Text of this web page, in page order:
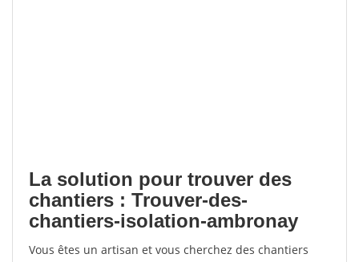
La solution pour trouver des
chantiers : Trouver-des-
chantiers-isolation-ambronay
Vous êtes un artisan et vous cherchez des chantiers